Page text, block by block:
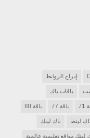
إدراج الروابط
باقات باك
باقة 77 باقة 80
لينط باك لينك
لينك مواقع تعليمية عالمية